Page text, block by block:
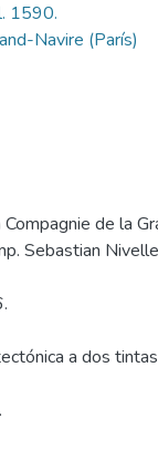
1590.
Navire (París)
de la
Sebastian
a dos